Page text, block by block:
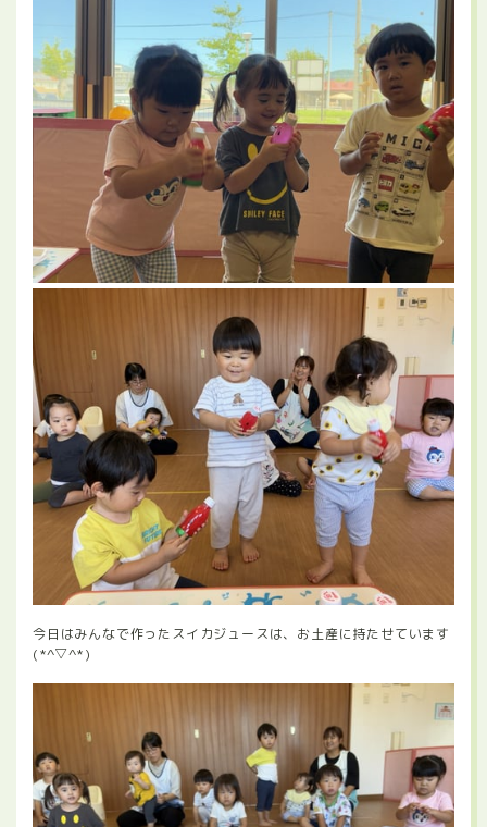
今日はみんなで作ったスイカジュースは、お土産に持たせています
(*^▽^*)